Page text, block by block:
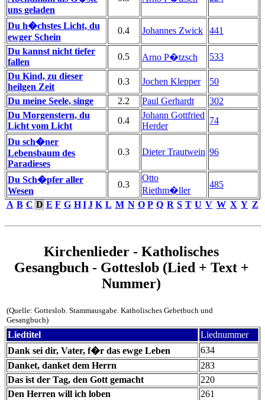
uns geladen
Du h�chstes Licht, du
ewger Schein
0.4 Johannes Zwick 441
Du kannst nicht tiefer
fallen
0.5 Arno P�tzsch
533
Du Kind, zu dieser
heilgen Zeit
0.3 Jochen Klepper
50
Du meine Seele, singe
2.2 Paul Gerhardt
302
Du Morgenstern, du
Licht vom Licht
0.4
Johann Gottfried
Herder
74
Du sch�ner
Lebensbaum des
Paradieses
0.3 Dieter Trautwein 96
Du Sch�pfer aller
Wesen
0.3
Otto
Riethm�ller
485
A B C D E F G H IJ K L M N O P Q R S T U V W X Y Z
Kirchenlieder - Katholisches
Gesangbuch - Gotteslob (Lied + Text +
Nummer)
(Quelle: Gotteslob. Stammausgabe. Katholisches Gebetbuch und
Gesangbuch)
Liedtitel
Liednummer
Dank sei dir, Vater, f�r das ewge Leben
634
Danket, danket dem Herrn
283
Das ist der Tag, den Gott gemacht
220
Den Herren will ich loben
261